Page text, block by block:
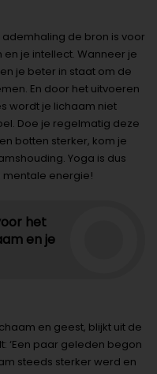
de bron is voor
je intellect. Wanneer je
je beter in staat om de
En door het uitvoeren
wordt je lichaam niet
Doe je regelmatig deze
botten sterker, kom je
Yoga is dus
energie!
het
en je
en geest, blijkt uit de
‘Een paar geleden begon
steeds sterker werd en